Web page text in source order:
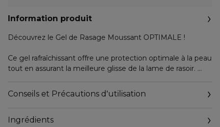
Information produit
Découvrez le Gel de Rasage Moussant OPTIMALE !
Ce gel rafraîchissant offre une protection optimale à la peau
tout en assurant la meilleure glisse de la lame de rasoir.
types de peaux grâce aux propriétés anti-inflammatoires et
apaisantes de ces ingrédients. La peau est apaisée, et
Conseils et Précautions d'utilisation
Ingrédients